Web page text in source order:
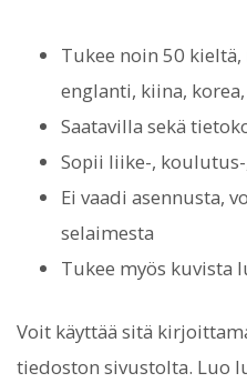
Tukee noin 50
englanti, kiina,
Saatavilla sekä
Sopii liike-,
Ei vaadi asennusta,
selaimesta
Tukee myös kuvista
Voit käyttää sitä
tiedoston sivustolta. Luo